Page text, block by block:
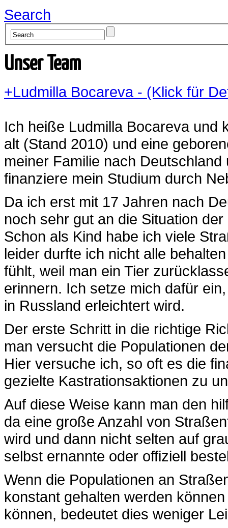
Search
Unser Team
+Ludmilla Bocareva - (Klick für
Ich heiße Ludmilla Bocareva und
alt (Stand 2010) und eine
meiner Familie nach
finanziere mein Studium durch
Da ich erst mit 17 Jahren nach
noch sehr gut an die Situation
Schon als Kind habe ich viele
leider durfte ich nicht alle
fühlt, weil man ein Tier
erinnern. Ich setze mich dafür
in Russland erleichtert wird.
Der erste Schritt in die richtige
man versucht die Populationen
Hier versuche ich, so oft es die
gezielte Kastrationsaktionen zu
Auf diese Weise kann man den
da eine große Anzahl von
wird und dann nicht selten auf
selbst ernannte oder offiziell
Wenn die Populationen an
konstant gehalten werden
können, bedeutet dies weniger